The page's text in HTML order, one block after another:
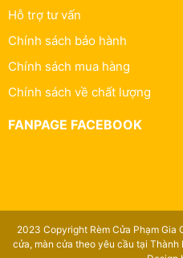
Hỗ trợ tư vấn
Chính sách bảo hành
Chính sách mua hàng
Chính sách về chất lượng
FANPAGE FACEBOOK
2023 Copyright Rèm Cửa Phạm
cửa, màn cửa theo yêu cầu tại